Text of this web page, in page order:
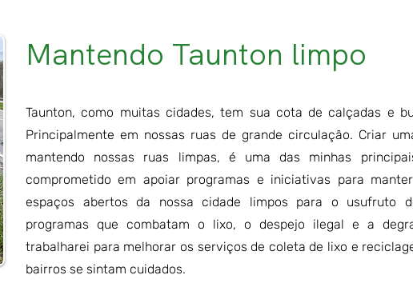
Mantendo Taunton limpo
Taunton, como muitas cidades, tem sua cota de calçadas e
Principalmente em nossas ruas de grande circulação. Criar
mantendo nossas ruas limpas, é uma das minhas
comprometido em apoiar programas e iniciativas para
espaços abertos da nossa cidade limpos para o usufruto
programas que combatam o lixo, o despejo ilegal e a
trabalharei para melhorar os serviços de coleta de lixo e
bairros se sintam cuidados.